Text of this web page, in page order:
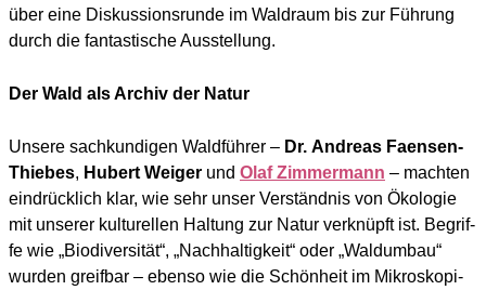
über eine Dis­kus­si­ons­run­de im Wald­raum bis zur Füh­rung
durch die fan­tas­ti­sche Aus­stel­lung.
Der Wald als Archiv der Natur
Unse­re sach­kun­di­gen Wald­füh­rer – Dr. Andre­as Faen­sen-
Thie­bes, Hubert Wei­ger und Olaf Zim­mer­mann – mach­ten
ein­drück­lich klar, wie sehr unser Ver­ständ­nis von Öko­lo­gie
mit unse­rer kul­tu­rel­len Hal­tung zur Natur ver­knüpft ist. Begrif­
fe wie „Bio­di­ver­si­tät“, „Nach­hal­tig­keit“ oder „Wald­um­bau“
wur­den greif­bar – eben­so wie die Schön­heit im Mikro­sko­pi­